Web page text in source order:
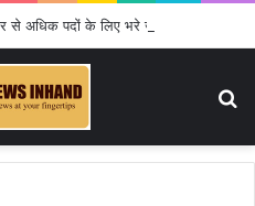
अधिक पदों के लिए भरे जाएंगे फार्म